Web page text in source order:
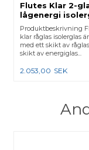
Flutes Klar 2-
lågenergi
Produktbeskrivning
klar råglas isolerglas
med ett skikt av
skikt av energiglas...
2.053,00 SEK